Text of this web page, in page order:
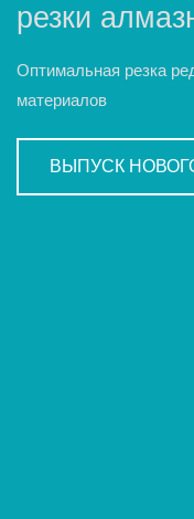
резки
Оптимальная резка
материалов
ВЫПУСК